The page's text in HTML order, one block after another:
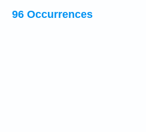
96 Occurrences